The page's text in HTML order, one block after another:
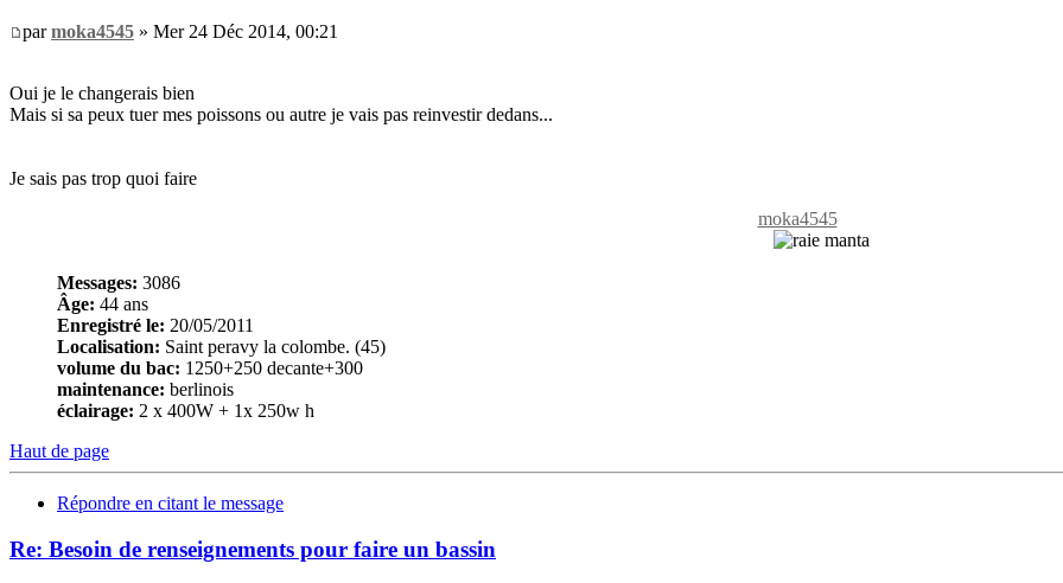
parmoka4545 » Mer 24 Déc 2014, 00:21
Oui je le changerais bien
Mais si sa peux tuer mes poissons ou autre je vais pas reinvestir dedans...
Je sais pas trop quoi faire
moka4545
Messages: 3086
Âge: 44 ans
Enregistré le: 20/05/2011
Localisation: Saint peravy la colombe. (45)
volume du bac: 1250+250 decante+300
maintenance: berlinois
éclairage: 2 x 400W + 1x 250w h
Haut de page
Répondre en citant le message
Re: Besoin de renseignements pour faire un bassin